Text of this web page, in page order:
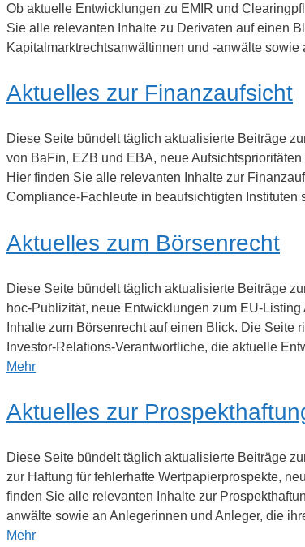
Ob aktuelle Entwicklungen zu EMIR und
Sie alle relevanten Inhalte zu Derivaten auf einen
Kapitalmarktrechtsanwältinnen und -anwälte
Aktuelles zur Finanzaufsicht
Diese Seite bündelt täglich aktualisierte Beiträge
von BaFin, EZB und EBA, neue
Hier finden Sie alle relevanten Inhalte zur
Compliance-Fachleute in beaufsichtigten
Aktuelles zum Börsenrecht
Diese Seite bündelt täglich aktualisierte Beiträge
hoc-Publizität, neue Entwicklungen zum EU-
Inhalte zum Börsenrecht auf einen Blick. Die
Investor-Relations-Verantwortliche, die aktuelle
Mehr
Aktuelles zur
Diese Seite bündelt täglich aktualisierte Beiträge
zur Haftung für fehlerhafte Wertpapierprospekte,
finden Sie alle relevanten Inhalte zur
anwälte sowie an Anlegerinnen und Anleger, die
Mehr